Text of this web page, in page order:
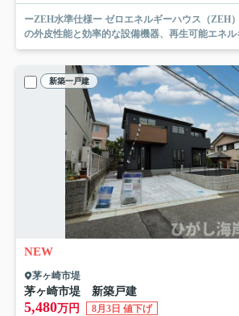
ーZEH水準仕様ー ゼロエネルギーハウス（ZEH
の外皮性能と効率的な設備機器、再生可能エネル
新築一戸建
NEW
茅ヶ崎市堤
茅ヶ崎市堤 新築戸建
5,480万円 8月3日 値下げ